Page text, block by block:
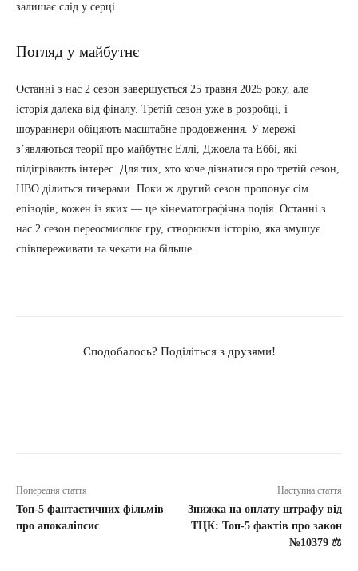
залишає слід у серці.
Погляд у майбутнє
Останні з нас 2 сезон завершується 25 травня 2025 року, але
історія далека від фіналу. Третій сезон уже в розробці, і
шоураннери обіцяють масштабне продовження. У мережі
з’являються теорії про майбутнє Еллі, Джоела та Еббі, які
підігрівають інтерес. Для тих, хто хоче дізнатися про третій сезон,
HBO ділиться тизерами. Поки ж другий сезон пропонує сім
епізодів, кожен із яких — це кінематографічна подія. Останні з
нас 2 сезон переосмислює гру, створюючи історію, яка змушує
співпереживати та чекати на більше.
Сподобалось? Поділіться з друзями!
Попередня стаття
Топ-5 фантастичних фільмів
про апокаліпсис
Наступна стаття
Знижка на оплату штрафу від
ТЦК: Топ-5 фактів про закон
№10379 ⚖️